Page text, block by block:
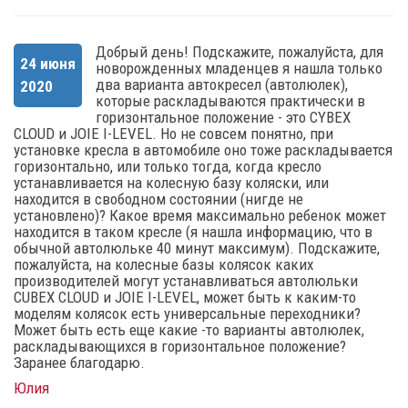
24 июня
2020
Добрый день! Подскажите, пожалуйста, для
новорожденных младенцев я нашла только
два варианта автокресел (автолюлек),
которые раскладываются практически в
горизонтальное положение - это CYBEX
CLOUD и JOIE I-LEVEL. Но не совсем понятно, при
установке кресла в автомобиле оно тоже раскладывается
горизонтально, или только тогда, когда кресло
устанавливается на колесную базу коляски, или
находится в свободном состоянии (нигде не
установлено)? Какое время максимально ребенок может
находится в таком кресле (я нашла информацию, что в
обычной автолюльке 40 минут максимум). Подскажите,
пожалуйста, на колесные базы колясок каких
производителей могут устанавливаться автолюльки
CUBEX CLOUD и JOIE I-LEVEL, может быть к каким-то
моделям колясок есть универсальные переходники?
Может быть есть еще какие -то варианты автолюлек,
раскладывающихся в горизонтальное положение?
Заранее благодарю.
Юлия